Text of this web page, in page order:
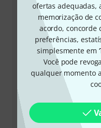
ofertas adequadas,
memorização de
acordo, concorde
preferências,
simplesmente em
Você pode
qualquer momento
A nossa equipa de
ajudar com quaisquer
Ter número de
Horários
verão da Europa
Solicitar